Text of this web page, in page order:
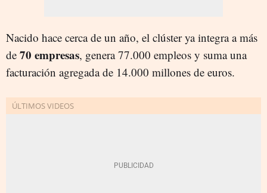
Nacido hace cerca de un año, el clúster ya integra a más
de 70 empresas, genera 77.000 empleos y suma una
facturación agregada de 14.000 millones de euros.